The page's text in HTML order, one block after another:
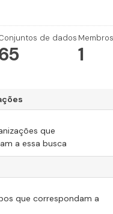
de dados Membros
1
que
a essa busca
que correspondam a